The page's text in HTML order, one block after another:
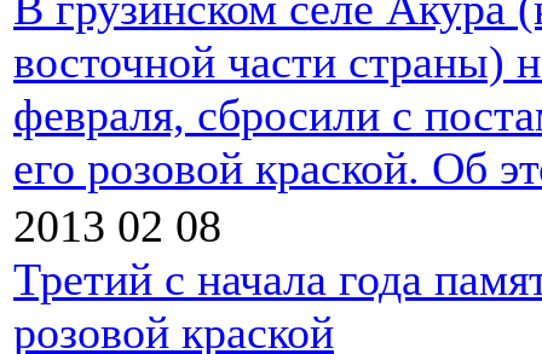
восточной части страны)
февраля, сбросили с
его розовой краской. Об
2013 02 08
Третий с начала года
розовой краской